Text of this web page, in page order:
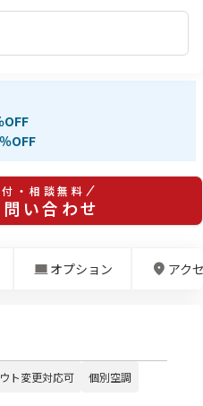
OFF
OFF
・相談無料
い合わせ
オプション アク
ト変更対応可 個別空調